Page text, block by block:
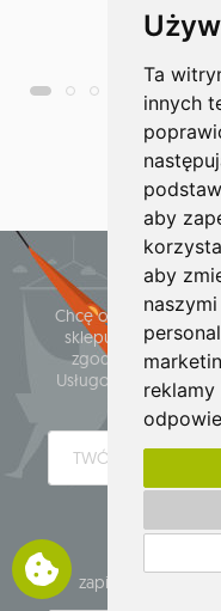
Ta
innych
aby
aby
Zapisz
Chcę otrzymywać
sklepu
zgodę na
Usługodawcę dla
zapisz